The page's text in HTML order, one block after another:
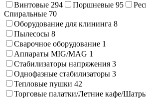
Винтовые 294 Поршневые 95
Спиральные 70
Оборудование для клининга 8
Пылесосы 8
Сварочное оборудование 1
Аппараты MIG/MAG 1
Стабилизаторы напряжения 3
Однофазные стабилизаторы 3
Тепловые пушки 42
Торговые палатки/Летние кафе/